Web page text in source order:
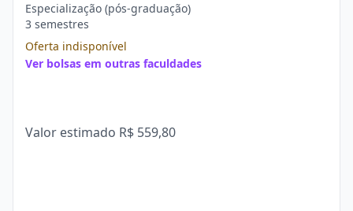
Especialização (pós-graduação)
3 semestres
Oferta indisponível
Ver bolsas em outras faculdades
Valor estimado R$ 559,80